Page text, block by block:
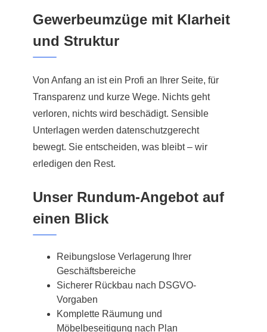
Gewerbeumzüge mit Klarheit
und Struktur
Von Anfang an ist ein Profi an Ihrer Seite, für
Transparenz und kurze Wege. Nichts geht
verloren, nichts wird beschädigt. Sensible
Unterlagen werden datenschutzgerecht
bewegt. Sie entscheiden, was bleibt – wir
erledigen den Rest.
Unser Rundum-Angebot auf
einen Blick
Reibungslose Verlagerung Ihrer
Geschäftsbereiche
Sicherer Rückbau nach DSGVO-
Vorgaben
Komplette Räumung und
Möbelbeseitigung nach Plan